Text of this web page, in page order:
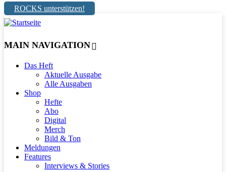
ROCKS unterstützen!
MAIN NAVIGATION
Das Heft
Aktuelle Ausgabe
Alle Ausgaben
Shop
Hefte
Abo
Digital
Merch
Bild & Ton
Meldungen
Features
Interviews & Stories